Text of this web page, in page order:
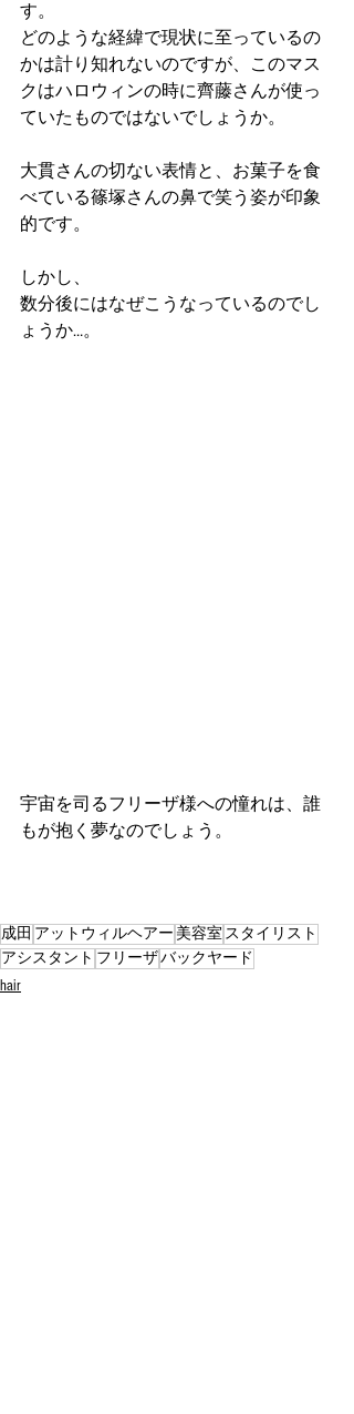
す。
どのような経緯で現状に至っているの
かは計り知れないのですが、このマス
クはハロウィンの時に齊藤さんが使っ
ていたものではないでしょうか。
大貫さんの切ない表情と、お菓子を食
べている篠塚さんの鼻で笑う姿が印象
的です。
しかし、
数分後にはなぜこうなっているのでし
ょうか…。
宇宙を司るフリーザ様への憧れは、誰
もが抱く夢なのでしょう。
成田 アットウィルヘアー 美容室 スタイリスト
アシスタント フリーザバックヤード
hair